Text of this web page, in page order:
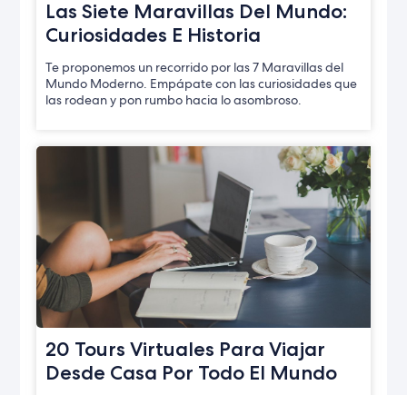
Las Siete Maravillas Del Mundo:
Curiosidades E Historia
Te proponemos un recorrido por las 7 Maravillas del
Mundo Moderno. Empápate con las curiosidades que
las rodean y pon rumbo hacia lo asombroso.
20 Tours Virtuales Para Viajar
Desde Casa Por Todo El Mundo